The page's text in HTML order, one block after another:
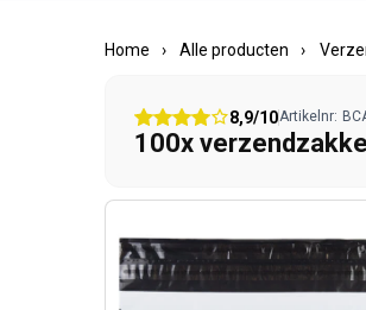
Home › Alle producten ›
8,9/10Artikelnr:
100x